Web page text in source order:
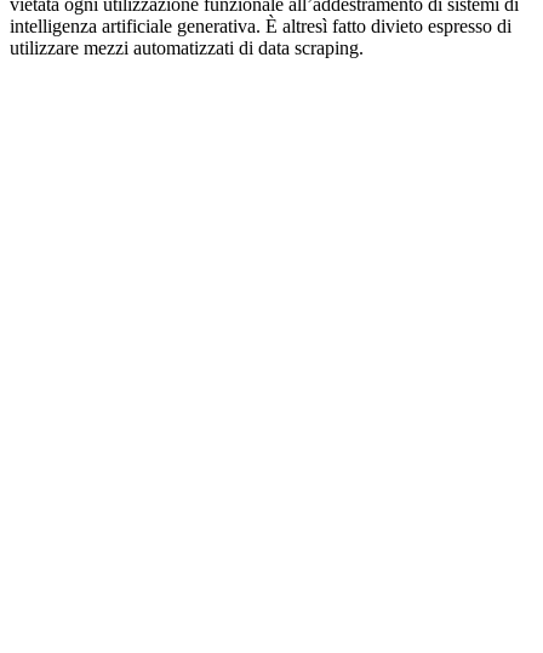
vietata ogni utilizzazione funzionale all’addestramento di sistemi di
intelligenza artificiale generativa. È altresì fatto divieto espresso di
utilizzare mezzi automatizzati di data scraping.